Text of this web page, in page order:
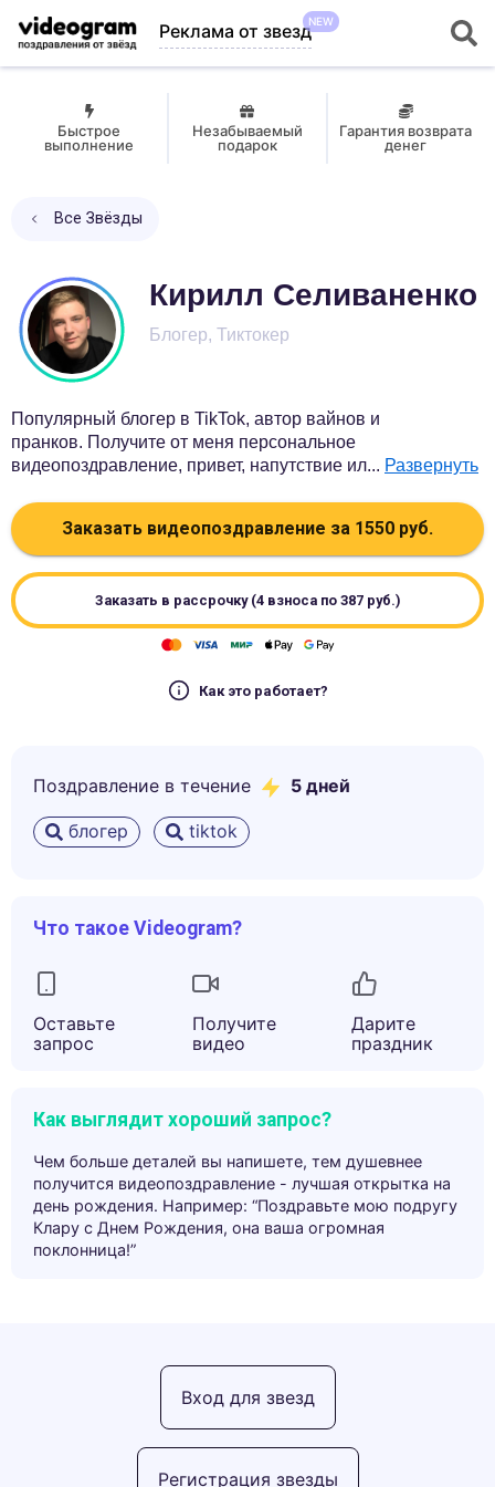
Реклама от звездNEW
Быстрое
выполнение
Незабываемый
подарок
Гарантия возврата
денег
Все Звёзды
Кирилл Селиваненко
Блогер, Тиктокер
Популярный блогер в TikTok, автор вайнов и
пранков. Получите от меня персональное
видеопоздравление, привет, напутствие ил... Развернуть
Заказать видеопоздравление за 1550 руб.
Заказать в рассрочку (4 взноса по 387руб.)
Как это работает?
Поздравление в течение 5 дней
блогер tiktok
Что такое Videogram?
Оставьте
запрос
Получите
видео
Дарите
праздник
Как выглядит хороший запрос?
Чем больше деталей вы напишете, тем душевнее
получится видеопоздравление - лучшая открытка на
день рождения. Например: “Поздравьте мою подругу
Клару с Днем Рождения, она ваша огромная
поклонница!”
Регистрация звезды
Вход для звезд